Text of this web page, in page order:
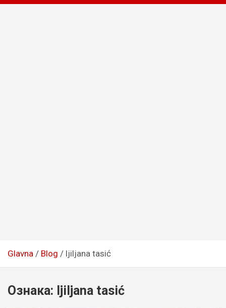
Glavna Blog ljiljana tasić
Ознака: ljiljana tasić